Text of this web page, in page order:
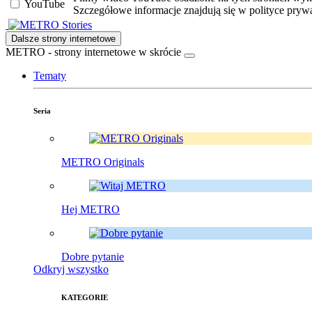
YouTube
Szczegółowe informacje znajdują się w polityce
Stories
Dalsze strony internetowe
METRO - strony internetowe w skrócie
Tematy
Seria
METRO Originals
Hej METRO
Dobre pytanie
Odkryj wszystko
KATEGORIE